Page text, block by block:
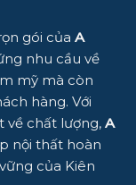
gói của A
nhu cầu về
mỹ mà còn
hàng. Với
về chất lượng, A
nội thất hoàn
của Kiên